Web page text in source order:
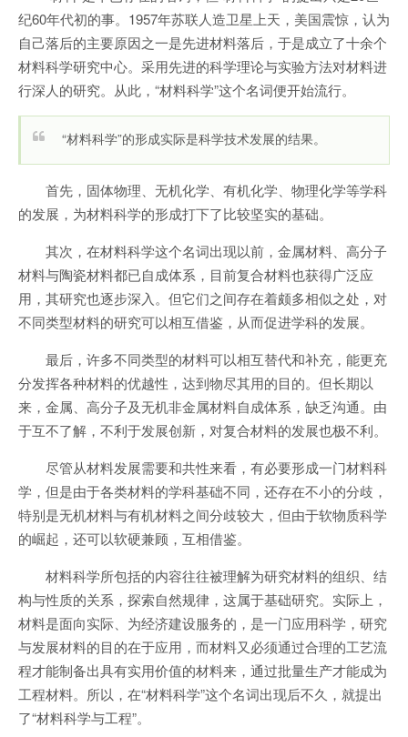
纪60年代初的事。1957年苏联人造卫星上天，美国震惊，认为
自己落后的主要原因之一是先进材料落后，于是成立了十余个
材料科学研究中心。采用先进的科学理论与实验方法对材料进
行深人的研究。从此，“材料科学”这个名词便开始流行。
“材料科学”的形成实际是科学技术发展的结果。
首先，固体物理、无机化学、有机化学、物理化学等学科
的发展，为材料科学的形成打下了比较坚实的基础。
其次，在材料科学这个名词出现以前，金属材料、高分子
材料与陶瓷材料都已自成体系，目前复合材料也获得广泛应
用，其研究也逐步深入。但它们之间存在着颇多相似之处，对
不同类型材料的研究可以相互借鉴，从而促进学科的发展。
最后，许多不同类型的材料可以相互替代和补充，能更充
分发挥各种材料的优越性，达到物尽其用的目的。但长期以
来，金属、高分子及无机非金属材料自成体系，缺乏沟通。由
于互不了解，不利于发展创新，对复合材料的发展也极不利。
尽管从材料发展需要和共性来看，有必要形成一门材料科
学，但是由于各类材料的学科基础不同，还存在不小的分歧，
特别是无机材料与有机材料之间分歧较大，但由于软物质科学
的崛起，还可以软硬兼顾，互相借鉴。
材料科学所包括的内容往往被理解为研究材料的组织、结
构与性质的关系，探索自然规律，这属于基础研究。实际上，
材料是面向实际、为经济建设服务的，是一门应用科学，研究
与发展材料的目的在于应用，而材料又必须通过合理的工艺流
程才能制备出具有实用价值的材料来，通过批量生产才能成为
工程材料。所以，在“材料科学”这个名词出现后不久，就提出
了“材料科学与工程”。